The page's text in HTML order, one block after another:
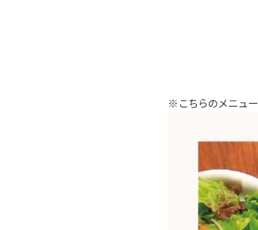
※こちらのメニュ